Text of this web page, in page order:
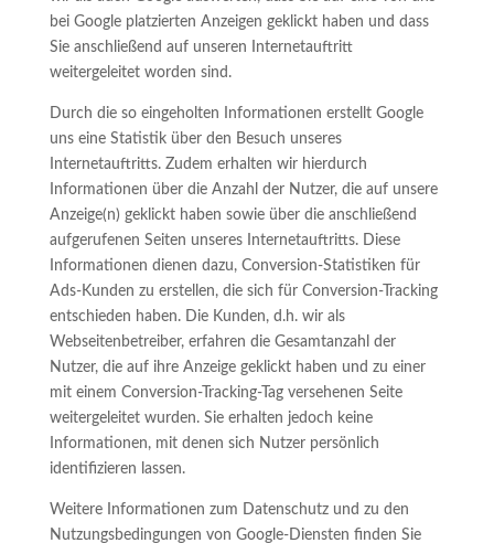
bei Google platzierten Anzeigen geklickt haben und dass
Sie anschließend auf unseren Internetauftritt
weitergeleitet worden sind.
Durch die so eingeholten Informationen erstellt Google
uns eine Statistik über den Besuch unseres
Internetauftritts. Zudem erhalten wir hierdurch
Informationen über die Anzahl der Nutzer, die auf unsere
Anzeige(n) geklickt haben sowie über die anschließend
aufgerufenen Seiten unseres Internetauftritts. Diese
Informationen dienen dazu, Conversion-Statistiken für
Ads-Kunden zu erstellen, die sich für Conversion-Tracking
entschieden haben. Die Kunden, d.h. wir als
Webseitenbetreiber, erfahren die Gesamtanzahl der
Nutzer, die auf ihre Anzeige geklickt haben und zu einer
mit einem Conversion-Tracking-Tag versehenen Seite
weitergeleitet wurden. Sie erhalten jedoch keine
Informationen, mit denen sich Nutzer persönlich
identifizieren lassen.
Weitere Informationen zum Datenschutz und zu den
Nutzungsbedingungen von Google-Diensten finden Sie